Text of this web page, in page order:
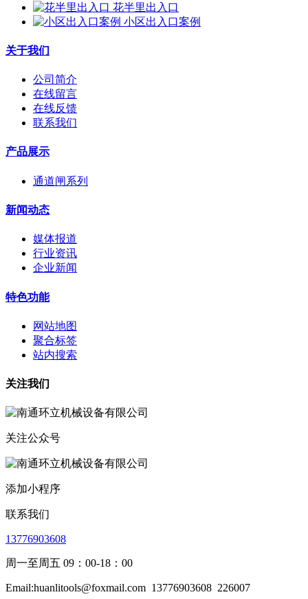
花半里出入口
小区出入口案例
关于我们
公司简介
在线留言
在线反馈
联系我们
产品展示
通道闸系列
新闻动态
媒体报道
行业资讯
企业新闻
特色功能
网站地图
聚合标签
站内搜索
关注我们
关注公众号
添加小程序
联系我们
13776903608
周一至周五 09：00-18：00
Email:huanlitools@foxmail.com 13776903608 226007